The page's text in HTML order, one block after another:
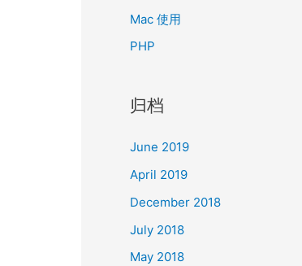
Mac 使用
PHP
归档
June 2019
April 2019
December 2018
July 2018
May 2018